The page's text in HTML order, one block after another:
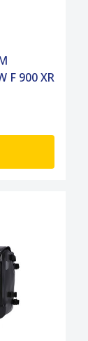
F 900 XR